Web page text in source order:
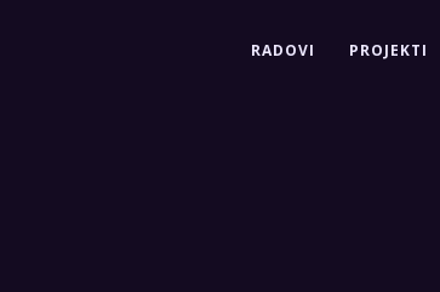
RADOVI PROJEKTI